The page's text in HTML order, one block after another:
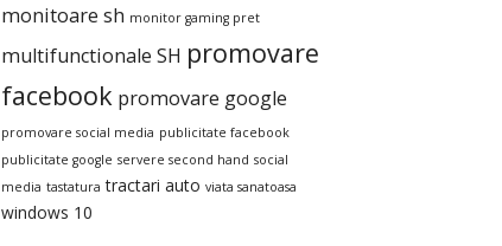
monitoare sh monitor gaming pret
multifunctionale SH promovare
facebook promovare google
promovare social media publicitate facebook
publicitate google servere second hand social
media tastatura tractari auto viata sanatoasa
windows 10